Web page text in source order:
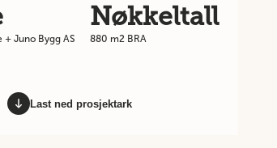
+ Juno Bygg AS
Nøkkeltall
880 m2 BRA
Last ned prosjektark